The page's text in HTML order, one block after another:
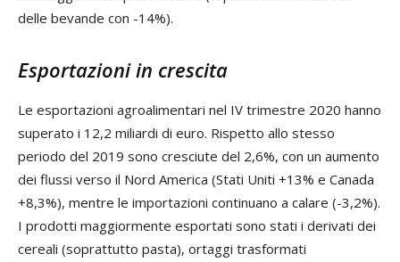
delle bevande con -14%).
Esportazioni in crescita
Le esportazioni agroalimentari nel IV trimestre 2020 hanno
superato i 12,2 miliardi di euro. Rispetto allo stesso
periodo del 2019 sono cresciute del 2,6%, con un aumento
dei flussi verso il Nord America (Stati Uniti +13% e Canada
+8,3%), mentre le importazioni continuano a calare (-3,2%).
I prodotti maggiormente esportati sono stati i derivati dei
cereali (soprattutto pasta), ortaggi trasformati